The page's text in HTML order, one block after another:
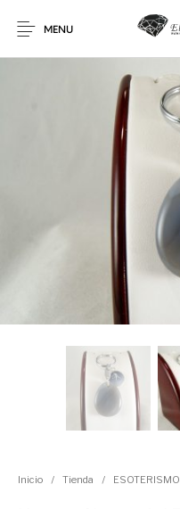
MENU
En oferta !
FÓSILES
Inicio / Tienda / ESOTERISMO